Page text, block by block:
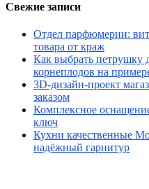
Свежие записи
Отдел парфюмерии:
товара от краж
Как выбрать петрушку
корнеплодов на
3D-дизайн-проект
заказом
Комплексное
ключ
Кухни качественные
надёжный гарнитур